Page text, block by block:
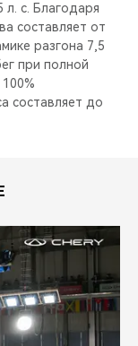
с. Благодаря
составляет от
разгона 7,5
при полной
составляет до